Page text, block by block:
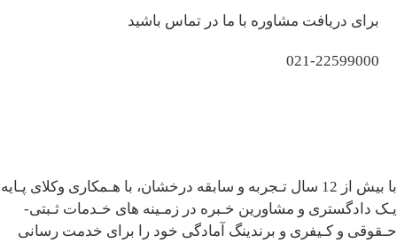
برای دریافت مشاوره با ما در تماس باشید
021-22599000
با بیش از 12 سال تـجربه و سابقه درخشان، با هـمکاری وکلای پـایه
یـک دادگستری و مشاورین خـبره در زمـینه های خـدمات ثـبتی-
حـقوقی و کـیفری و برندینگ آمادگی خود را برای خدمت رسانی